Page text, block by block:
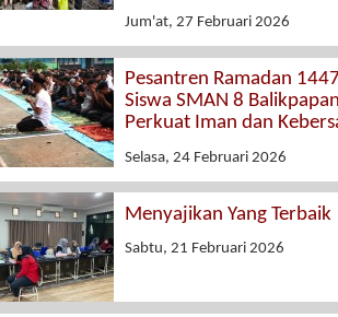
Jum'at, 27 Februari 2026
Pesantren Ramadan
Siswa SMAN 8 Balikpapan
Perkuat Iman dan
Selasa, 24 Februari 2026
Menyajikan Yang Terbaik
Sabtu, 21 Februari 2026